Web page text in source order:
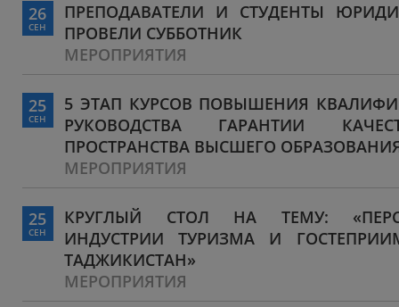
26
СЕН
ПРЕПОДАВАТЕЛИ И СТУДЕНТЫ
ПРОВЕЛИ СУББОТНИК
МЕРОПРИЯТИЯ
25
СЕН
5 ЭТАП КУРСОВ ПОВЫШЕНИЯ
РУКОВОДСТВА ГАРАНТИИ
ПРОСТРАНСТВА ВЫСШЕГО
МЕРОПРИЯТИЯ
25
СЕН
КРУГЛЫЙ СТОЛ НА ТЕМУ:
ИНДУСТРИИ ТУРИЗМА И
ТАДЖИКИСТАН»
МЕРОПРИЯТИЯ